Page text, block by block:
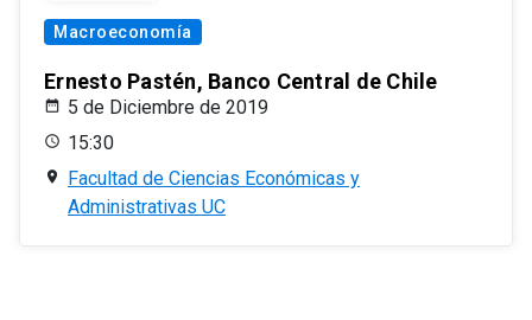
Macroeconomía
Ernesto Pastén, Banco Central de Chile
5 de Diciembre de 2019
15:30
Facultad de Ciencias Económicas y
Administrativas UC